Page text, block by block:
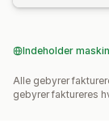
Indeholder
Alle gebyrer
gebyrer faktureres